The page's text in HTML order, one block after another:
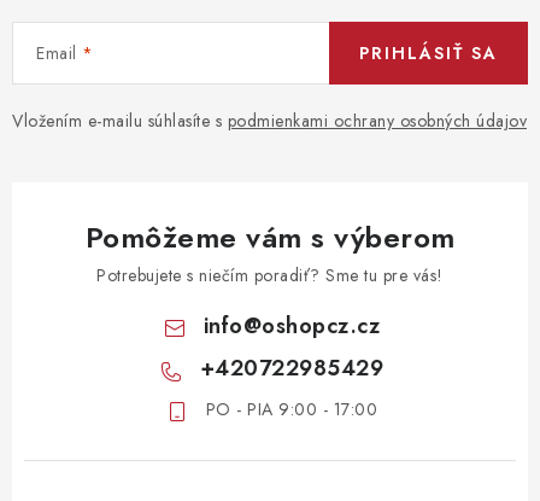
Email
Vložením e-mailu súhlasíte s podmienkami ochrany osobných údajov
PRIHLÁSIŤ SA
Pomôžeme vám s výberom
Potrebujete s niečím poradiť? Sme tu pre vás!
info@oshopcz.cz
+420722985429
PO - PIA 9:00 - 17:00